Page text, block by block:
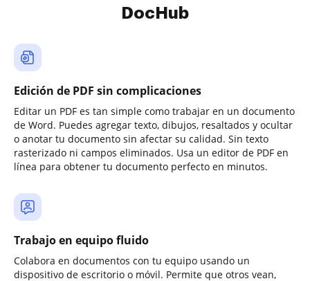
DocHub
Edición de PDF sin complicaciones
Editar un PDF es tan simple como trabajar en un documento
de Word. Puedes agregar texto, dibujos, resaltados y ocultar
o anotar tu documento sin afectar su calidad. Sin texto
rasterizado ni campos eliminados. Usa un editor de PDF en
línea para obtener tu documento perfecto en minutos.
Trabajo en equipo fluido
Colabora en documentos con tu equipo usando un
dispositivo de escritorio o móvil. Permite que otros vean,